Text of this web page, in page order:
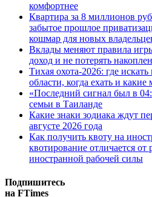
комфортнее
Квартира за 8 миллионов
забытое прошлое
кошмар для новых
Вклады меняют правила
доход и не потерять
Тихая охота-2026: где
области, когда ехать и какие
«Последний сигнал был в
семьи в Таиланде
Какие знаки зодиака ждут
августе 2026 года
Как получить квоту на
квотирование отличается
иностранной рабочей силы
Подпишитесь
на FTimes